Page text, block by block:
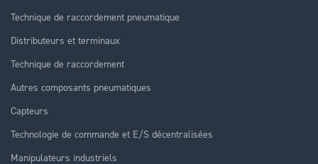
Technique de raccordement pneumatique
Distributeurs et terminaux
Technique de raccordement
Autres composants pneumatiques
Capteurs
Technologie de commande et E/S décentralisées
Manipulateurs industriels